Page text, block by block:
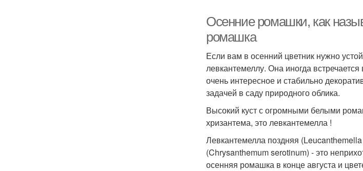
Осенние ромашки, как
ромашка
Если вам в осенний цветник нужно
левкантемеллу. Она иногда
очень интересное и стабильно
задачей в саду природного облика.
Высокий куст с огромными белыми
хризантема, это левкантемелла !
Левкантемелла поздняя
(Chrysanthemum serotinum) - это
осенняя ромашка в конце августа и